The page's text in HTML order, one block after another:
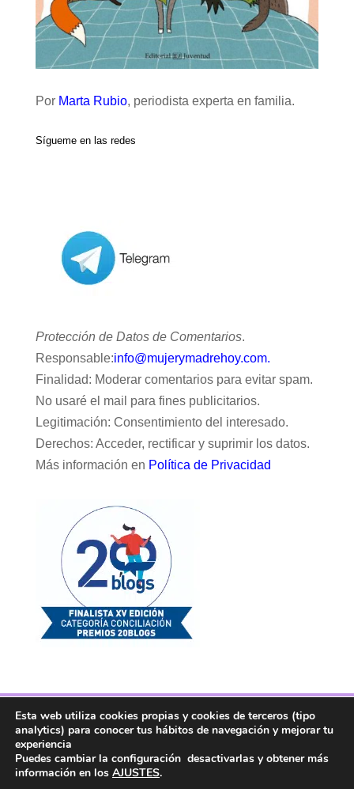
Por Marta Rubio, periodista experta en familia.
Sígueme en las redes
Protección de Datos de Comentarios.
Responsable:info@mujerymadrehoy.com.
Finalidad: Moderar comentarios para evitar spam.
No usaré el mail para fines publicitarios.
Legitimación: Consentimiento del interesado.
Derechos: Acceder, rectificar y suprimir los datos.
Más información en Política de Privacidad
Facebook Twitter Telegram
RSS
Instagram
Linkedin
Esta web utiliza cookies propias y cookies de terceros (tipo
analytics) para conocer tus hábitos de navegación y mejorar tu
experiencia
Puedes cambiar la configuración desactivarlas y obtener más
información en los AJUSTES.